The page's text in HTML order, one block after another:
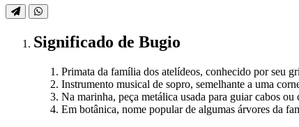
Significado de Bugio
Primata da família dos atelídeos, conhecido por seu
Instrumento musical de sopro, semelhante a uma
Na marinha, peça metálica usada para guiar cabos ou
Em botânica, nome popular de algumas árvores da